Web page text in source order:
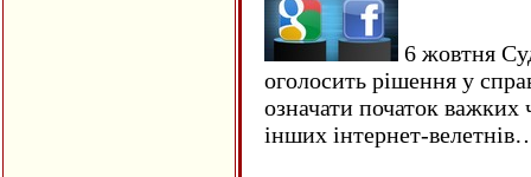
6 жовтня
оголосить рішення у
означати початок важких
інших інтернет-